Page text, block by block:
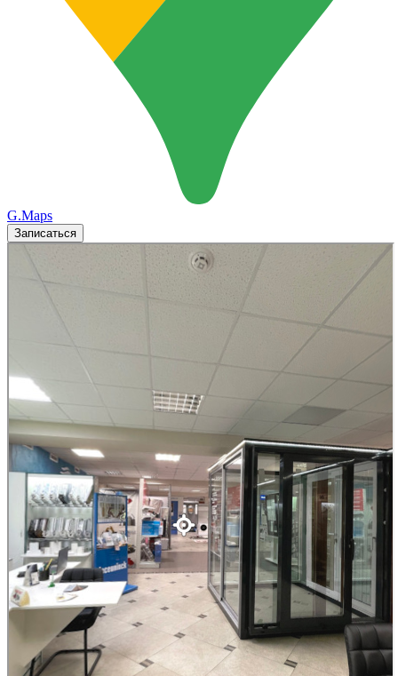
G.Maps
Записаться